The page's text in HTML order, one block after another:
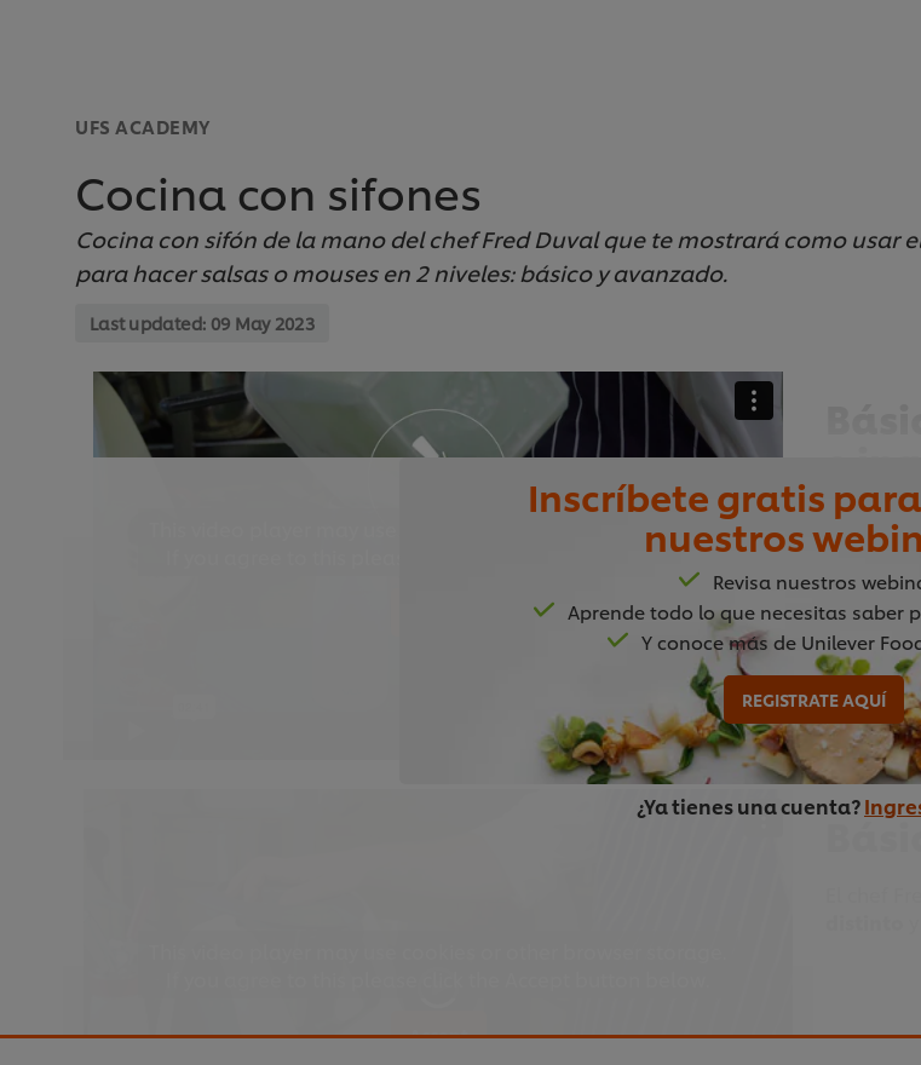
UFS ACADEMY
Cocina con sifones
Cocina con sifón de la mano del chef Fred Duval que te mostrará como usar
para hacer salsas o mouses en 2 niveles: básico y avanzado.
Last updated: 09 May 2023
This video player may use cookies or other browser storage.
If you agree to this please click the Accept button below.
1:04
¿Sabes
Duval,
para
como
Accept
Inscríbete gratis
nuestros
Revisa nuestros
Aprende todo lo que necesitas saber
Y conoce más de Unilever
REGISTRATE AQUÍ
¿Ya tienes una cuenta?